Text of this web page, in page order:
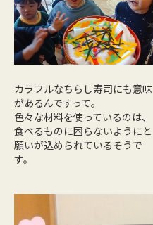
カラフルなちらし寿司にも意味
があるんですって。
色々な材料を使っているのは、
食べるものに困らないようにと
願いが込められているそうで
す。